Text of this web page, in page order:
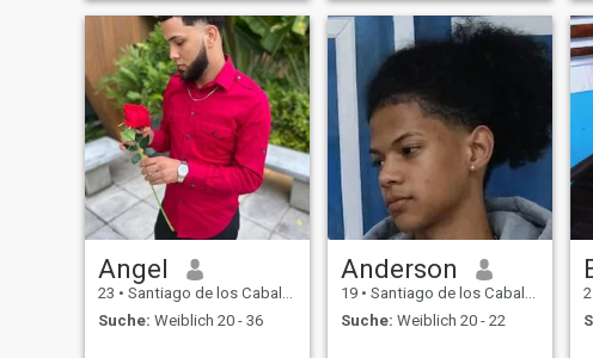
Angel
23 • Santiago de los Caballeros, Santiago, Dom. Rep.
Suche: Weiblich 20 - 36
Anderson
19 • Santiago de los Caballeros, Santiago, Dom. Rep.
Suche: Weiblich 20 - 22